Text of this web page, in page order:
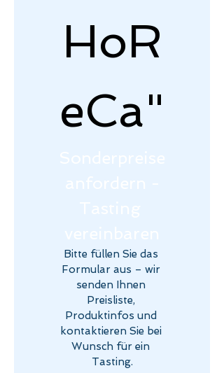
HoR
eCa"
Bitte füllen Sie das
Formular aus – wir
senden Ihnen
Preisliste,
Produktinfos und
kontaktieren Sie bei
Wunsch für ein
Tasting.